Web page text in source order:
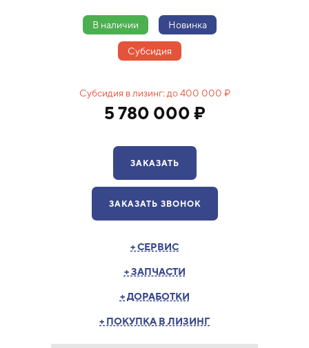
В наличии Новинка
Cубсидия
Субсидия в лизинг: до400 000 ₽
5 780 000 ₽
ЗАКАЗАТЬ
ЗАКАЗАТЬ ЗВОНОК
+ СЕРВИС
+ ЗАПЧАСТИ
+ ДОРАБОТКИ
+ ПОКУПКА В ЛИЗИНГ